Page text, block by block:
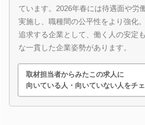
ています。2026年春には待遇面や労
実施し、職種間の公平性をより強化
追求する企業として、働く人の安定
な一貫した企業姿勢があります。
取材担当者からみたこの求人に
向いている人・向いていない人をチ